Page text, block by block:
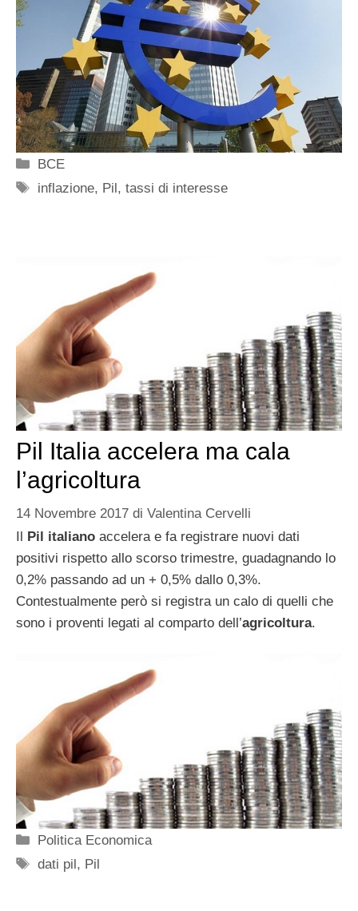
Categorie
BCE
Tag
inflazione, Pil,tassi di interesse
Pil Italia accelera ma cala
l’agricoltura
14 Novembre 2017 di Valentina Cervelli
Il Pil italiano accelera e fa registrare nuovi dati
positivi rispetto allo scorso trimestre, guadagnando lo
0,2% passando ad un + 0,5% dallo 0,3%.
Contestualmente però si registra un calo di quelli che
sono i proventi legati al comparto dell’agricoltura.
Categorie
Politica Economica
Tag
dati pil, Pil